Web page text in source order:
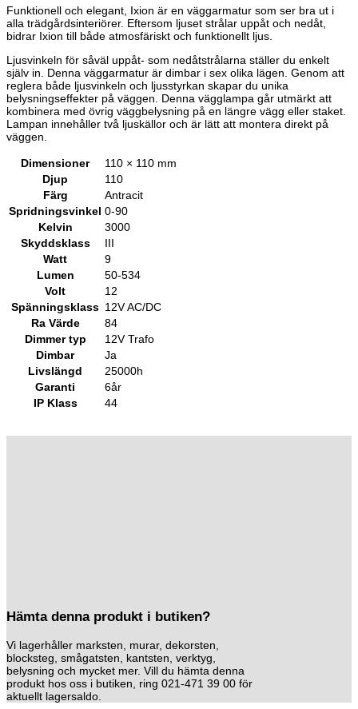
Funktionell och elegant, Ixion är en väggarmatur som ser bra ut i
alla trädgårdsinteriörer. Eftersom ljuset strålar uppåt och nedåt,
bidrar Ixion till både atmosfäriskt och funktionellt ljus.
Ljusvinkeln för såväl uppåt- som nedåtstrålarna ställer du enkelt
själv in. Denna väggarmatur är dimbar i sex olika lägen. Genom att
reglera både ljusvinkeln och ljusstyrkan skapar du unika
belysningseffekter på väggen. Denna vägglampa går utmärkt att
kombinera med övrig väggbelysning på en längre vägg eller staket.
Lampan innehåller två ljuskällor och är lätt att montera direkt på
väggen.
Dimensioner
110 × 110 mm
Djup
110
Färg
Antracit
Spridningsvinkel 0-90
Kelvin
3000
Skyddsklass
III
Watt
9
Lumen
50-534
Volt
12
Spänningsklass 12V AC/DC
Ra Värde
84
Dimmer typ
12V Trafo
Dimbar
Ja
Livslängd
25000h
Garanti
6år
IP Klass
44
Hämta denna produkt i butiken?
Vi lagerhåller marksten, murar, dekorsten,
blocksteg, smågatsten, kantsten, verktyg,
belysning och mycket mer. Vill du hämta denna
produkt hos oss i butiken, ring 021-471 39 00 för
aktuellt lagersaldo.